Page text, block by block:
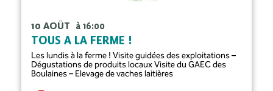
10 AOÛT à 16:00
TOUS À LA FERME !
Les lundis à la ferme ! Visite guidées des exploitations –
Dégustations de produits locaux Visite du GAEC des
Boulaines – Elevage de vaches laitières